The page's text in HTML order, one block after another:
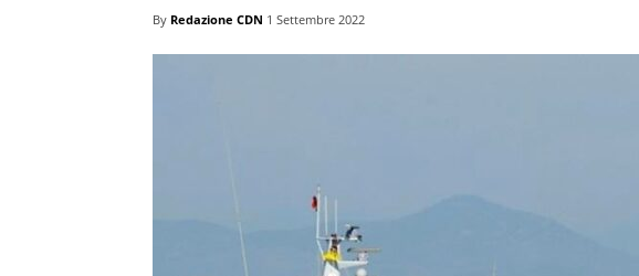
By Redazione CDN 1 Settembre 2022